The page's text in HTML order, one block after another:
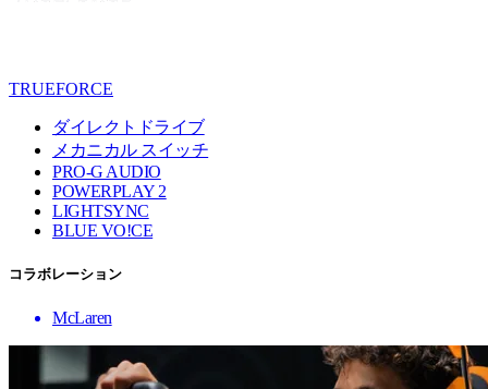
TRUEFORCE
ダイレクトドライブ
メカニカル スイッチ
PRO-G AUDIO
POWERPLAY 2
LIGHTSYNC
BLUE VO!CE
コラボレーション
McLaren